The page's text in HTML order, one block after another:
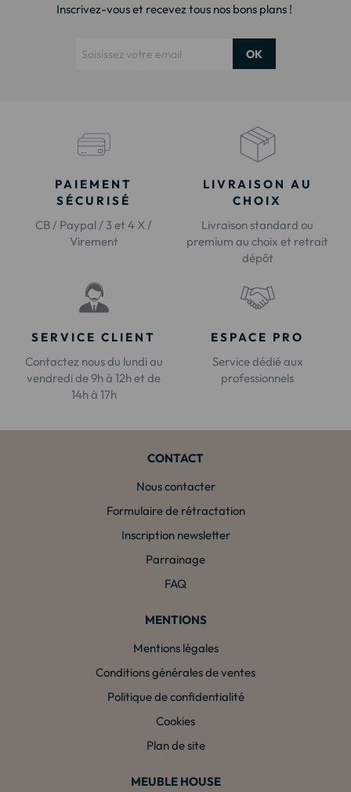
Inscrivez-vous et recevez tous nos bons plans !
OK
PAIEMENT
SÉCURISÉ
CB / Paypal / 3 et 4 X /
Virement
LIVRAISON AU
CHOIX
Livraison standard ou
premium au choix et retrait
dépôt
SERVICE CLIENT
Contactez nous du lundi au
vendredi de 9h à 12h et de
14h à 17h
ESPACE PRO
Service dédié aux
professionnels
CONTACT
Nous contacter
Formulaire de rétractation
Inscription newsletter
Parrainage
FAQ
MENTIONS
Mentions légales
Conditions générales de ventes
Politique de confidentialité
Cookies
Plan de site
MEUBLE HOUSE